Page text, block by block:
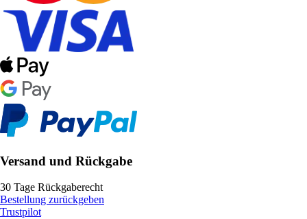
Versand und Rückgabe
30 Tage Rückgaberecht
Bestellung zurückgeben
Trustpilot